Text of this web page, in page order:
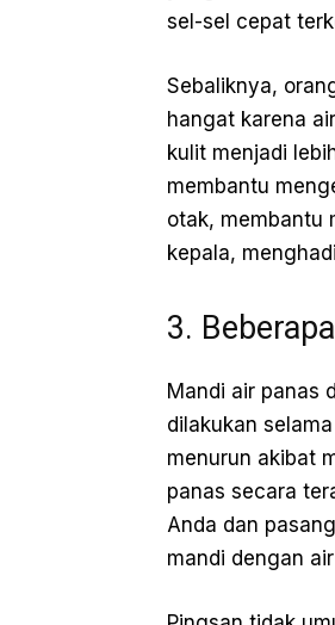
sel-sel cepat
Sebaliknya,
hangat karena
kulit menjadi
membantu
otak, membantu
kepala,
3.
Mandi air panas
dilakukan
menurun akibat
panas secara
Anda dan
mandi dengan